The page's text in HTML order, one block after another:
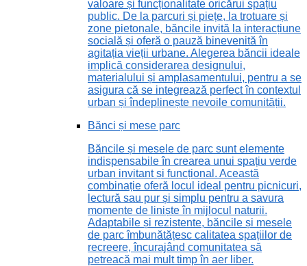
valoare și funcționalitate oricărui spațiu
public. De la parcuri și piețe, la trotuare și
zone pietonale, băncile invită la interacțiune
socială și oferă o pauză binevenită în
agitația vieții urbane. Alegerea băncii ideale
implică considerarea designului,
materialului și amplasamentului, pentru a se
asigura că se integrează perfect în contextul
urban și îndeplinește nevoile comunității.
Bănci și mese parc
Băncile și mesele de parc sunt elemente
indispensabile în crearea unui spațiu verde
urban invitant și funcțional. Această
combinație oferă locul ideal pentru picnicuri,
lectură sau pur și simplu pentru a savura
momente de liniște în mijlocul naturii.
Adaptabile și rezistente, băncile și mesele
de parc îmbunătățesc calitatea spațiilor de
recreere, încurajând comunitatea să
petreacă mai mult timp în aer liber.